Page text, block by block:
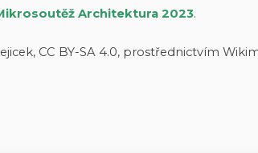
Architektura 2023.
CC BY-SA 4.0, prostřednictvím